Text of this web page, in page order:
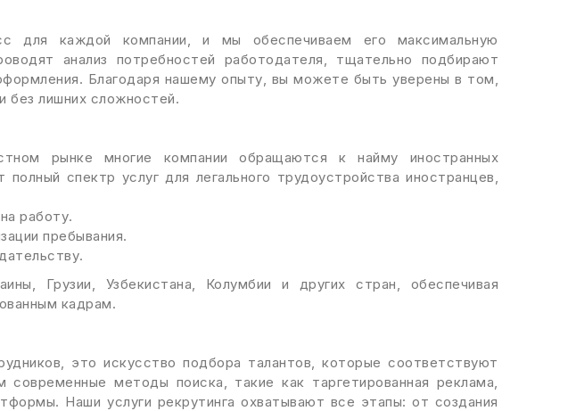
для каждой компании, и мы обеспечиваем его максимальную
анализ потребностей работодателя, тщательно подбирают
Благодаря нашему опыту, вы можете быть уверены в том,
без лишних сложностей.
рынке многие компании обращаются к найму иностранных
полный спектр услуг для легального трудоустройства иностранцев,
работу.
пребывания.
Грузии, Узбекистана, Колумбии и других стран, обеспечивая
кадрам.
это искусство подбора талантов, которые соответствуют
современные методы поиска, такие как таргетированная реклама,
Наши услуги рекрутинга охватывают все этапы: от создания